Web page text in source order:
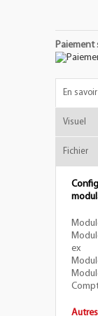
Paiement
En
Visuel
Fichier
ex